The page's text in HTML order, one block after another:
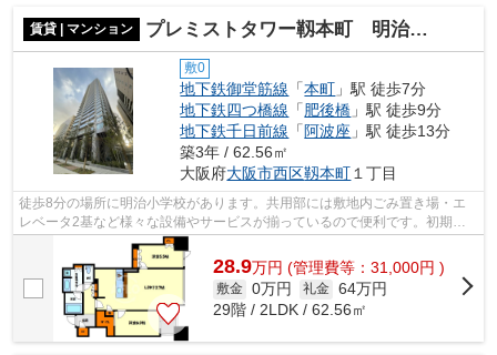
賃貸 | マンション プレミストタワー靱本町 明治小学校区
敷0
地下鉄御堂筋線 「本町 」駅 徒歩7分
地下鉄四つ橋線 「肥後橋 」駅 徒歩9分
地下鉄千日前線 「 阿波座 」駅 徒歩13分
築3年 / 62.56㎡
大阪府大阪市西区靱本町 １丁目
徒歩8分の場所に明治小学校があります。共用部には敷地内ごみ置き場・エ
レベータ2基など様々な設備やサービスが揃っているので便利です。初期費
用をカードでお支払いいただけるので、...
28.9万円 (管理費等：31,000円 )
敷金 0万円 礼金 64万円
29階 / 2LDK / 62.56㎡